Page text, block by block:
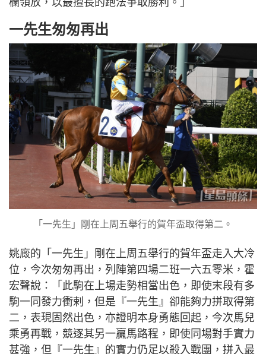
欄領放，以最擅長的跑法爭取勝利。」
一先生匆匆再出
「一先生」剛在上周五舉行的賀年盃取得第二。
姚廄的「一先生」剛在上周五舉行的賀年盃走入大冷
位，今次匆匆再出，列陣第四場二班一六五零米，霍
宏聲說：「此駒在上場走勢相當出色，即使末段有多
駒一同發力衝剌，但是『一先生』卻能夠力拼取得第
二，表現固然出色，亦證明本身勇態回起，今次馬兒
乘勇再戰，競逐其另一贏馬路程，即使同場對手實力
甚強，但『一先生』的實力仍足以殺入戰團，拼入最